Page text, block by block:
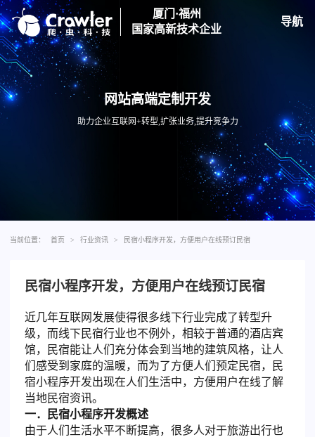
厦门·福州
国家高新技术企业
导航
网站高端定制开发
助力企业互联网+转型,扩张业务,提升竞争力
当前位置： 首页 > 行业资讯 > 民宿小程序开发，方便用户在线预订民宿
民宿小程序开发，方便用户在线预订民宿
近几年互联网发展使得很多线下行业完成了转型升
级，而线下民宿行业也不例外，相较于普通的酒店宾
馆，民宿能让人们充分体会到当地的建筑风格，让人
们感受到家庭的温暖，而为了方便人们预定民宿，民
宿小程序开发出现在人们生活中，方便用户在线了解
当地民宿资讯。
一．民宿小程序开发概述
由于人们生活水平不断提高，很多人对于旅游出行也